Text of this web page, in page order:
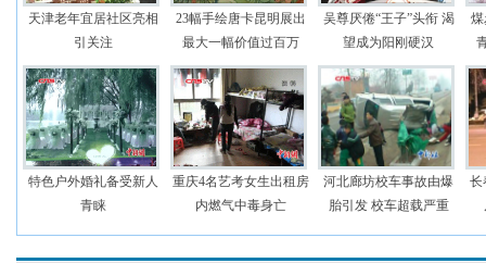
天津老年宜居社区亮相
引关注
23幅手绘唐卡昆明展出
最大一幅价值过百万
吴尊厌倦“王子”头衔 渴
望成为阳刚硬汉
特色户外婚礼备受新人
青睐
重庆4名艺考女生出租房
内燃气中毒身亡
河北廊坊校车事故由爆
胎引发 校车超载严重
长